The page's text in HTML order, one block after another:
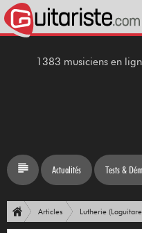
1383 musiciens en
Actualités Tests &
Articles Lutherie